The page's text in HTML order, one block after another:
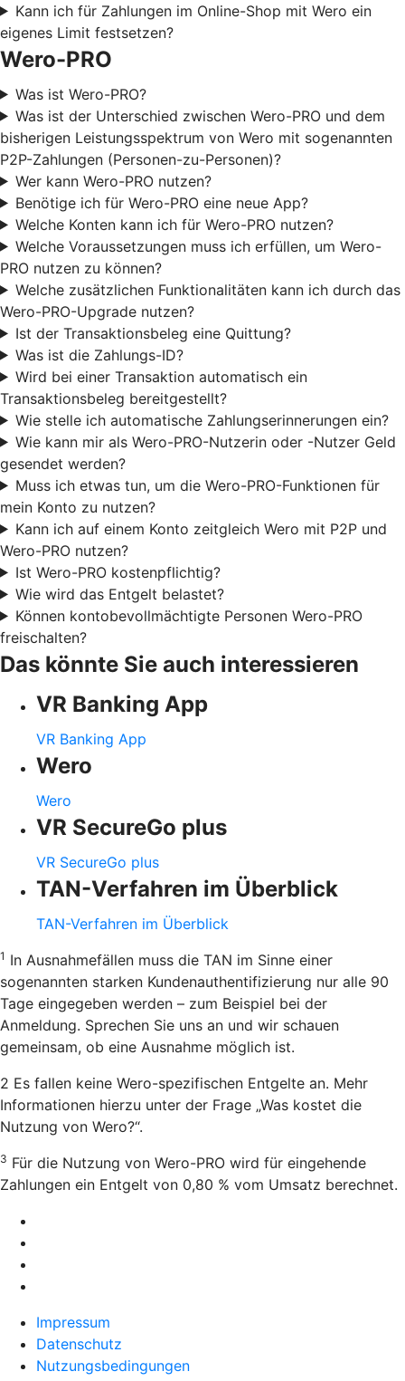
Kann ich für Zahlungen im Online-Shop mit Wero ein
eigenes Limit festsetzen?
Wero-PRO
Was ist Wero-PRO?
Was ist der Unterschied zwischen Wero-PRO und dem
bisherigen Leistungsspektrum von Wero mit sogenannten
P2P-Zahlungen (Personen-zu-Personen)?
Wer kann Wero-PRO nutzen?
Benötige ich für Wero-PRO eine neue App?
Welche Konten kann ich für Wero-PRO nutzen?
Welche Voraussetzungen muss ich erfüllen, um Wero-
PRO nutzen zu können?
Welche zusätzlichen Funktionalitäten kann ich durch das
Wero-PRO-Upgrade nutzen?
Ist der Transaktionsbeleg eine Quittung?
Was ist die Zahlungs-ID?
Wird bei einer Transaktion automatisch ein
Transaktionsbeleg bereitgestellt?
Wie stelle ich automatische Zahlungserinnerungen ein?
Wie kann mir als Wero-PRO-Nutzerin oder -Nutzer Geld
gesendet werden?
Muss ich etwas tun, um die Wero-PRO-Funktionen für
mein Konto zu nutzen?
Kann ich auf einem Konto zeitgleich Wero mit P2P und
Wero-PRO nutzen?
Ist Wero-PRO kostenpflichtig?
Wie wird das Entgelt belastet?
Können kontobevollmächtigte Personen Wero-PRO
freischalten?
Das könnte Sie auch interessieren
VR Banking App
VR Banking App
Wero
Wero
VR SecureGo plus
VR SecureGo plus
TAN-Verfahren im Überblick
TAN-Verfahren im Überblick
1 In Ausnahmefällen muss die TAN im Sinne einer
sogenannten starken Kundenauthentifizierung nur alle 90
Tage eingegeben werden – zum Beispiel bei der
Anmeldung. Sprechen Sie uns an und wir schauen
gemeinsam, ob eine Ausnahme möglich ist.
2 Es fallen keine Wero-spezifischen Entgelte an. Mehr
Informationen hierzu unter der Frage „Was kostet die
Nutzung von Wero?“.
3 Für die Nutzung von Wero-PRO wird für eingehende
Zahlungen ein Entgelt von 0,80 % vom Umsatz berechnet.
Impressum
Datenschutz
Nutzungsbedingungen